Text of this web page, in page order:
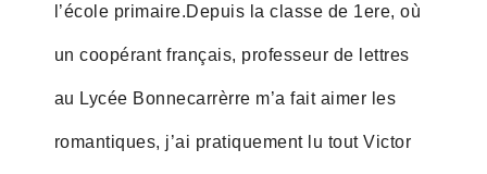
l’école primaire.Depuis la classe de 1ere, où
un coopérant français, professeur de lettres
au Lycée Bonnecarrèrre m’a fait aimer les
romantiques, j’ai pratiquement lu tout Victor